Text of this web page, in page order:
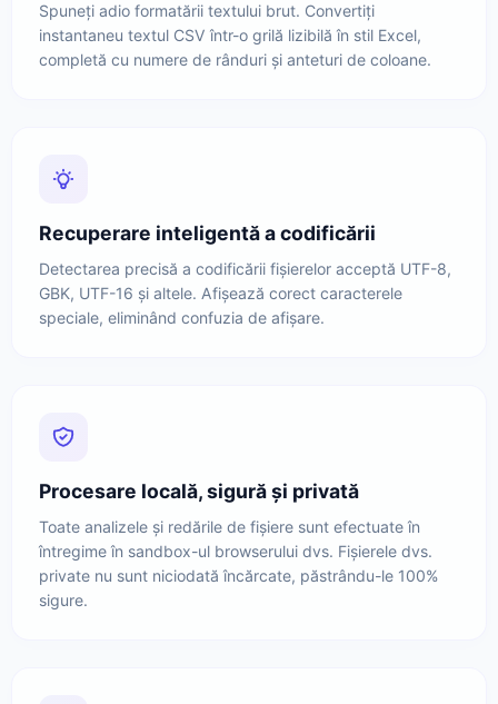
Spuneți adio formatării textului brut. Convertiți
instantaneu textul CSV într-o grilă lizibilă în stil Excel,
completă cu numere de rânduri și anteturi de coloane.
Recuperare inteligentă a codificării
Detectarea precisă a codificării fișierelor acceptă UTF-8,
GBK, UTF-16 și altele. Afișează corect caracterele
speciale, eliminând confuzia de afișare.
Procesare locală, sigură și privată
Toate analizele și redările de fișiere sunt efectuate în
întregime în sandbox-ul browserului dvs. Fișierele dvs.
private nu sunt niciodată încărcate, păstrându-le 100%
sigure.